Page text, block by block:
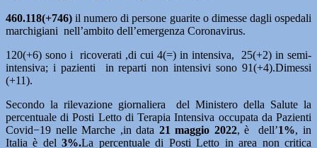
460.118(+746) il numero di persone guarite o dimesse dagli ospedali
marchigiani nell’ambito dell’emergenza Coronavirus.
120(+6) sono i ricoverati ,di cui 4(=) in intensiva, 25(+2) in semi-
intensiva; i pazienti in reparti non intensivi sono 91(+4).Dimessi
(+11).
Secondo la rilevazione giornaliera del Ministero della Salute la
percentuale di Posti Letto di Terapia Intensiva occupata da Pazienti
Covid−19 nelle Marche ,in data 21maggio 2022, è dell’1%, in
Italia è del3%.La percentuale di Posti Letto in area non critica